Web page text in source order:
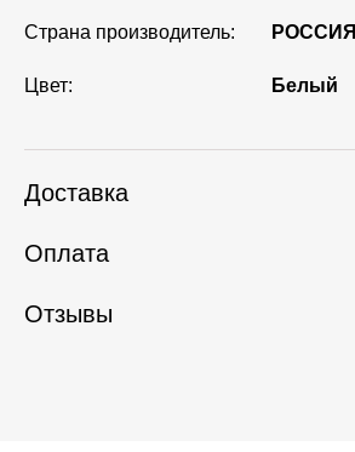
Страна производитель: РОССИЯ
Цвет: Белый
Доставка
Оплата
Отзывы